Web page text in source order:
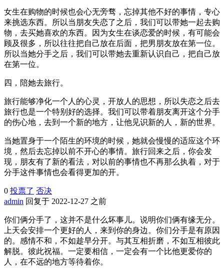
女生在购物的时候也会心无旁骛，忘掉其他不好的事情，专心
来挑选东西。所以当朋友失恋了之后，我们可以带她一起去购
物，去买她喜欢的东西。因为女生在谈恋爱的时候，有可能会
顾及很多，所以往往把自己放在后面，把男朋友放在第一位。
所以当她分手之后，我们可以带她去重新认识自己，把自己放
在第一位。
四，陪她去旅行。
旅行能够净化一个人的心灵，开放人的思想，所以失恋之后去
旅行也是一个特别好的选择。我们可以带着朋友离开这个分手
的伤心地，去到一个新的地方，让他见识新的人，新的世界。
当她置身于一个陌生的环境的时候，她就会慢慢的适应这个环
境，然后去忘掉以前不开心的事情。旅行回来之后，你会发
现，朋友有了新的看法，对以前的事情也不再那么执着，对于
分手这件事情也会看得更加的开。
0 投票了 否决
admin 回复于 2022-12-27 之前
你们俩分手了，这并不是什么坏事儿。说明你们俩有缘无分。
上天会安排一个更好的人，来到你的身边。你们分手是有原因
的。感情不和，不如趁早分开。与其互相折磨，不如互相彼此
解脱。彼此祝福。一定要相信，一定会有一个比他更爱你的
人，在不远的地方等待着你。